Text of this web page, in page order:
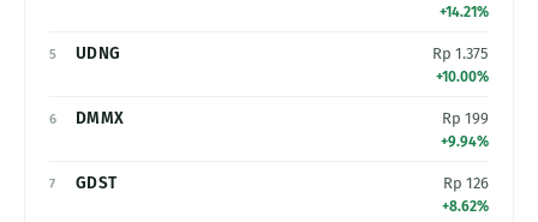
+14.21%
5 UDNG Rp 1.375
+10.00%
6 DMMX Rp 199
+9.94%
7 GDST Rp 126
+8.62%